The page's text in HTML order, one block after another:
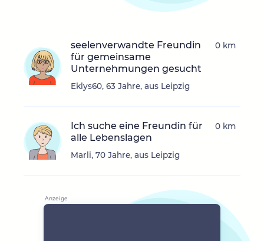
seelenverwandte Freundin
für gemeinsame
Unternehmungen gesucht
Eklys60, 63 Jahre, aus Leipzig
0 km
Ich suche eine Freundin für
alle Lebenslagen
Marli, 70 Jahre, aus Leipzig
0 km